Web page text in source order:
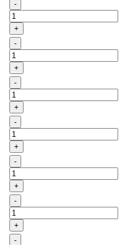
-
+
-
+
-
+
-
+
-
+
-
+
-